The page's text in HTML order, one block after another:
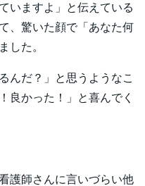
いますよ」と伝えている
、驚いた顔で「あなた何
した。
んだ？」と思うようなこ
良かった！」と喜んでく
護師さんに言いづらい他